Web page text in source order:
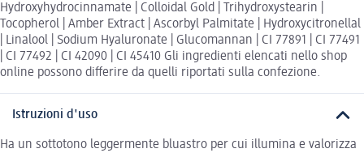
Hydroxyhydrocinnamate | Colloidal Gold | Trihydroxystearin |
Tocopherol | Amber Extract | Ascorbyl Palmitate | Hydroxycitronellal
| Linalool | Sodium Hyaluronate | Glucomannan | CI 77891 | CI 77491
| CI 77492 | CI 42090 | CI 45410 Gli ingredienti elencati nello shop
online possono differire da quelli riportati sulla confezione.
Istruzioni d'uso
Ha un sottotono leggermente bluastro per cui illumina e valorizza